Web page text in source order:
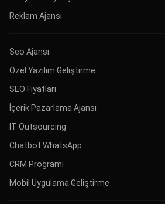
Reklam Ajansı
Seo Ajansı
Özel Yazılım Geliştirme
SEO Fiyatları
İçerik Pazarlama Ajansı
IT Outsourcing
Chatbot WhatsApp
CRM Programı
Mobil Uygulama Geliştirme